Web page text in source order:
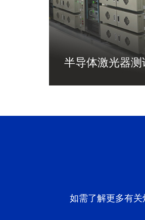
半导体激光器
如需了解更多有